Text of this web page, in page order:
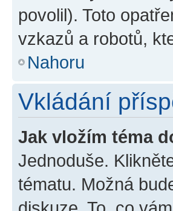
povolil). Toto
vzkazů a robotů,
Nahoru
Vkládání
Jak vložím téma
Jednoduše.
tématu. Možná